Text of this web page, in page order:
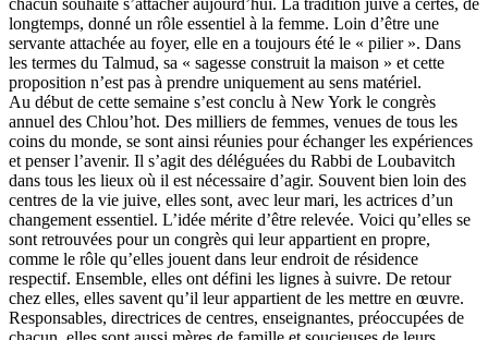
longtemps, donné un rôle essentiel à la femme. Loin d’être une
servante attachée au foyer, elle en a toujours été le « pilier ». Dans
les termes du Talmud, sa « sagesse construit la maison » et cette
proposition n’est pas à prendre uniquement au sens matériel.
Au début de cette semaine s’est conclu à New York le congrès
annuel des Chlou’hot. Des milliers de femmes, venues de tous les
coins du monde, se sont ainsi réunies pour échanger les expériences
et penser l’avenir. Il s’agit des déléguées du Rabbi de Loubavitch
dans tous les lieux où il est nécessaire d’agir. Souvent bien loin des
centres de la vie juive, elles sont, avec leur mari, les actrices d’un
changement essentiel. L’idée mérite d’être relevée. Voici qu’elles se
sont retrouvées pour un congrès qui leur appartient en propre,
comme le rôle qu’elles jouent dans leur endroit de résidence
respectif. Ensemble, elles ont défini les lignes à suivre. De retour
chez elles, elles savent qu’il leur appartient de les mettre en œuvre.
Responsables, directrices de centres, enseignantes, préoccupées de